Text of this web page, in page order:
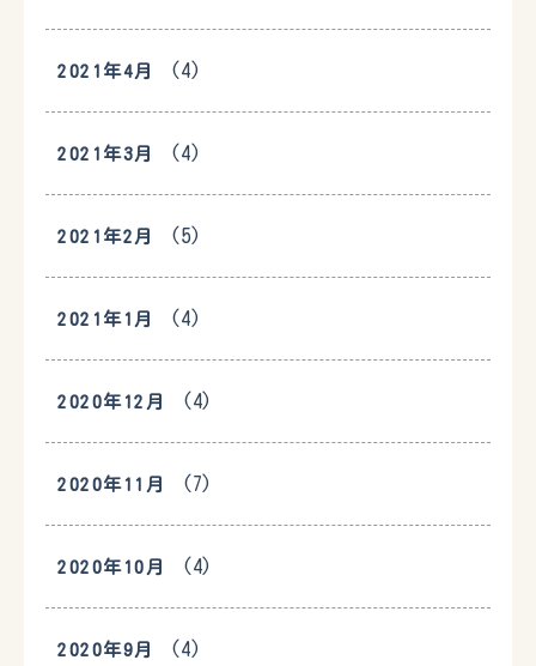
2021年4月 (4)
2021年3月 (4)
2021年2月 (5)
2021年1月 (4)
2020年12月 (4)
2020年11月 (7)
2020年10月 (4)
2020年9月 (4)